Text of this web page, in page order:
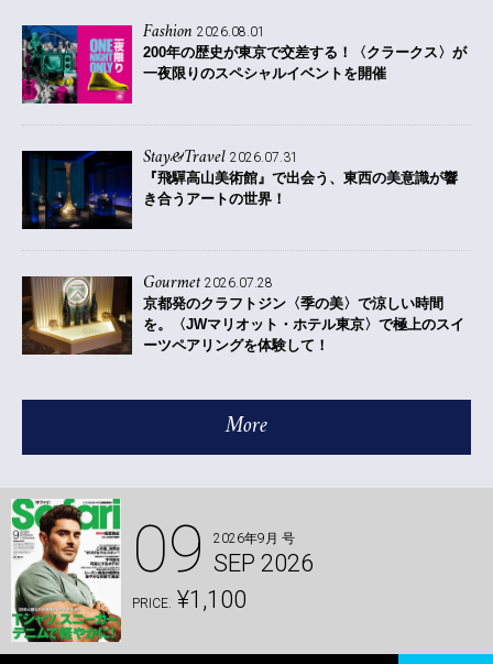
Fashion 2026.08.01
200年の歴史が東京で交差する！〈クラークス〉が
一夜限りのスペシャルイベントを開催
Stay&Travel 2026.07.31
『飛驒高山美術館』で出会う、東西の美意識が響
き合うアートの世界！
Gourmet 2026.07.28
京都発のクラフトジン〈季の美〉で涼しい時間
を。〈JWマリオット・ホテル東京〉で極上のスイ
ーツペアリングを体験して！
More
09 2026年9月 号
SEP 2026
PRICE. ¥1,100